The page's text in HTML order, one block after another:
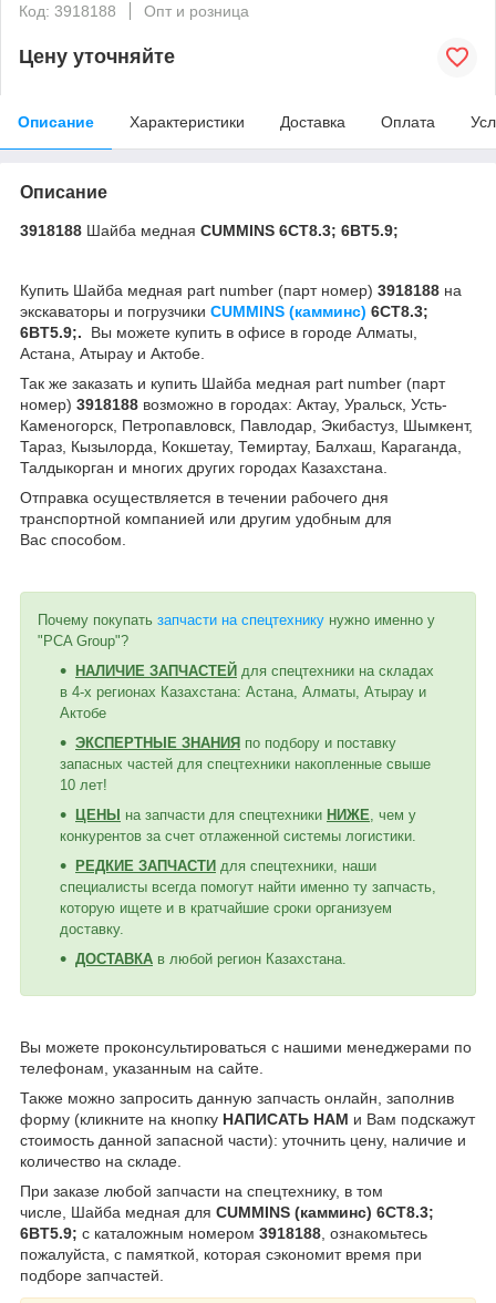
Код: 3918188
Опт и розница
Цену уточняйте
Описание Характеристики Доставка Оплата
Описание
3918188 Шайба медная CUMMINS 6CT8.3; 6BT5.9;
Купить Шайба медная part number (парт номер) 3918188 на
экскаваторы и погрузчики CUMMINS (камминс) 6CT8.3;
6BT5.9;. Вы можете купить в офисе в городе Алматы,
Астана, Атырау и Актобе.
Так же заказать и купить Шайба медная part number (парт
номер) 3918188 возможно в городах: Актау, Уральск, Усть-
Каменогорск, Петропавловск, Павлодар, Экибастуз, Шымкент,
Тараз, Кызылорда, Кокшетау, Темиртау, Балхаш, Караганда,
Талдыкорган и многих других городах Казахстана.
Отправка осуществляется в течении рабочего дня
транспортной компанией или другим удобным для
Вас способом
Почему покупать запчасти на спецтехнику нужно именно у
"PCA Group"?
НАЛИЧИЕ ЗАПЧАСТЕЙ для спецтехники на складах
в 4-х регионах Казахстана: Астана, Алматы, Атырау и
Актобе
ЭКСПЕРТНЫЕ ЗНАНИЯ по подбору и поставку
запасных частей для спецтехники накопленные свыше
10 лет!
ЦЕНЫ на запчасти для спецтехники НИЖЕ , чем у
конкурентов за счет отлаженной системы логистики.
РЕДКИЕ ЗАПЧАСТИ для спецтехники, наши
специалисты всегда помогут найти именно ту запчасть,
которую ищете и в кратчайшие сроки организуем
доставку.
ДОСТАВКА в любой регион Казахстана.
Вы можете проконсультироваться с нашими менеджерами по
телефонам, указанным на сайте.
Также можно запросить данную запчасть онлайн, заполнив
форму (кликните на кнопку НАПИСАТЬ НАМ и Вам подскажут
стоимость данной запасной части): уточнить цену, наличие и
количество на складе.
При заказе любой запчасти на спецтехнику, в том
числе, Шайба медная для CUMMINS (камминс) 6CT8.3;
6BT5.9; с каталожным номером 3918188 , ознакомьтесь
пожалуйста, с памяткой, которая сэкономит время при
подборе запчастей.